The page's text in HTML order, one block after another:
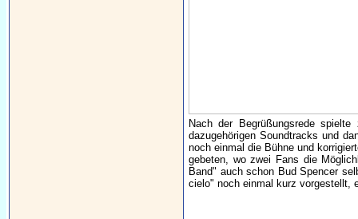
Nach der Begrüßungsrede
dazugehörigen Soundtracks und
noch einmal die Bühne und
gebeten, wo zwei Fans die
Band" auch schon Bud Spencer
cielo" noch einmal kurz vorgestellt,